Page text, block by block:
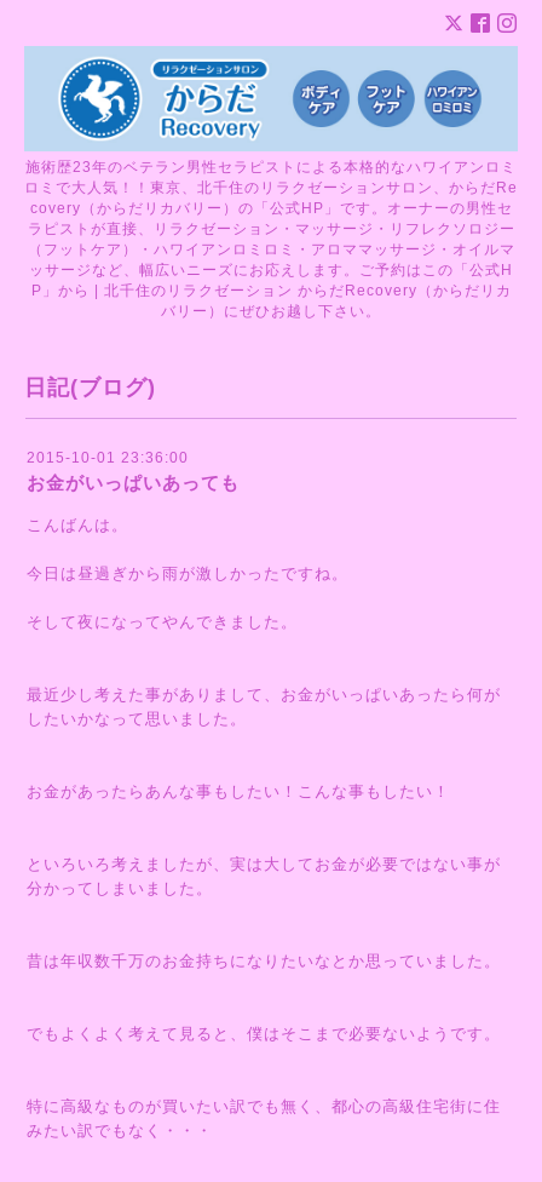
施術歴23年のベテラン男性セラピストによる本格的なハワイアンロミ
ロミで大人気！！東京、北千住のリラクゼーションサロン、からだRe
covery（からだリカバリー）の「公式HP」です。オーナーの男性セ
ラピストが直接、リラクゼーション・マッサージ・リフレクソロジー
（フットケア）・ハワイアンロミロミ・アロママッサージ・オイルマ
ッサージなど、幅広いニーズにお応えします。ご予約はこの「公式H
P」から | 北千住のリラクゼーション からだRecovery（からだリカ
バリー）にぜひお越し下さい。
日記(ブログ)
2015-10-01 23:36:00
お金がいっぱいあっても
こんばんは。
今日は昼過ぎから雨が激しかったですね。
そして夜になってやんできました。
最近少し考えた事がありまして、お金がいっぱいあったら何が
したいかなって思いました。
お金があったらあんな事もしたい！こんな事もしたい！
といろいろ考えましたが、実は大してお金が必要ではない事が
分かってしまいました。
昔は年収数千万のお金持ちになりたいなとか思っていました。
でもよくよく考えて見ると、僕はそこまで必要ないようです。
特に高級なものが買いたい訳でも無く、都心の高級住宅街に住
みたい訳でもなく・・・